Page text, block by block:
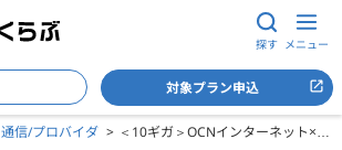
探す メニュー
対象プラン申込
通信/プロバイダ
＜10ギガ＞OCNインターネット×ド